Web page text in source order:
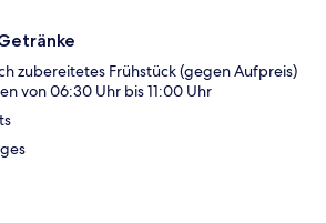
zubereitetes Frühstück (gegen Aufpreis)
von 06:30 Uhr bis 11:00 Uhr